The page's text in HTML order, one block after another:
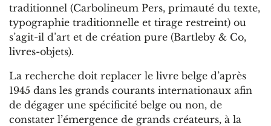
traditionnel (Carbolineum Pers, primauté du texte,
typographie traditionnelle et tirage restreint) ou
s’agit-il d’art et de création pure (Bartleby & Co,
livres-objets).
La recherche doit replacer le livre belge d’après
1945 dans les grands courants internationaux afin
de dégager une spécificité belge ou non, de
constater l’émergence de grands créateurs, à la